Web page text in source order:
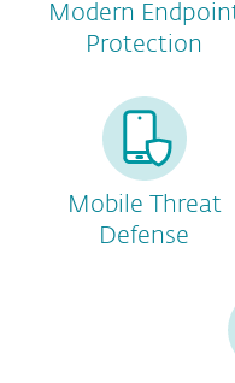
Modern
Protection
Mobile Threat
Defense